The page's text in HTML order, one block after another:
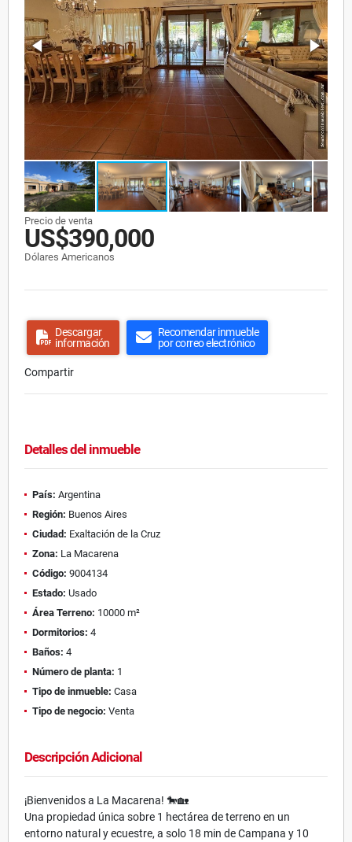
Precio de venta
US$390,000
Dólares Americanos
Descargar
información
Recomendar inmueble
por correo electrónico
Compartir
Detalles del inmueble
País: Argentina
Región: Buenos Aires
Ciudad: Exaltación de la Cruz
Zona: La Macarena
Código: 9004134
Estado: Usado
Área Terreno: 10000 m²
Dormitorios: 4
Baños: 4
Número de planta: 1
Tipo de inmueble: Casa
Tipo de negocio: Venta
Descripción Adicional
¡Bienvenidos a La Macarena! 🐎🏡
Una propiedad única sobre 1 hectárea de terreno en un
entorno natural y ecuestre, a solo 18 min de Campana y 10